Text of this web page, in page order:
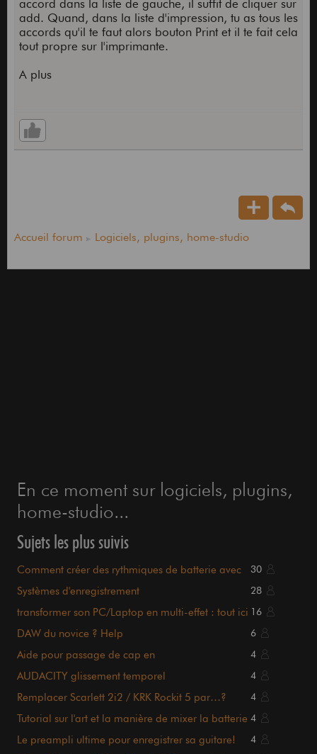
accord dans la liste de gauche, il suffit de cliquer sur
add. Quand, dans la liste d'impression, tu as tous les
accords qu'il te faut alors bouton Print et il te fait cela
tout propre sur l'imprimante.
A plus
Accueil forum Logiciels, plugins, home-studio
En ce moment sur logiciels, plugins,
home-studio...
Sujets les plus suivis
Comment créer des rythmiques de batterie avec
30
Systèmes d'enregistrement 28
transformer son PC/Laptop en multi-effet : tout ici 16
DAW du novice ? Help 6
Aide pour passage de cap en
4
AUDACITY glissement temporel 4
Remplacer Scarlett 2i2 / KRK Rockit 5 par…? 4
Tutorial sur l'art et la manière de mixer la batterie 4
Le preampli ultime pour enregistrer sa guitare! 4